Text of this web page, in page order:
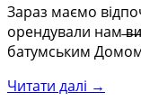
Зараз маємо
орендували нам
батумським
Читати далі →